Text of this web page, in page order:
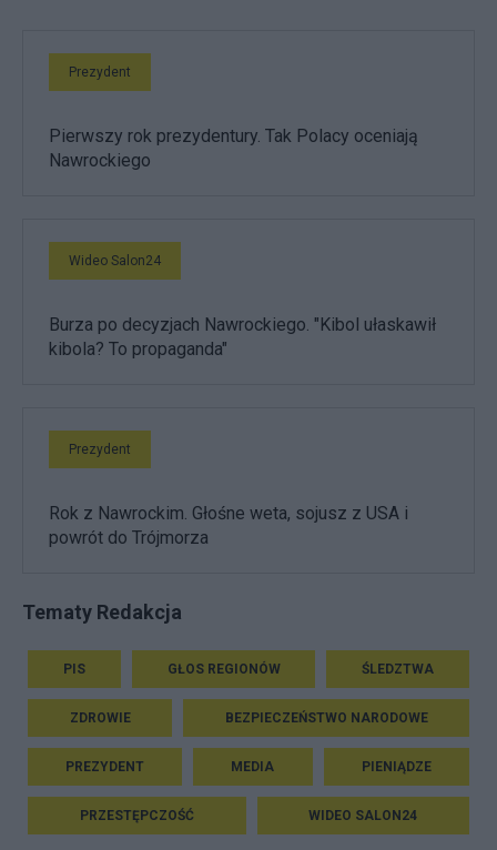
Prezydent
Pierwszy rok prezydentury. Tak Polacy oceniają
Nawrockiego
Wideo Salon24
Burza po decyzjach Nawrockiego. "Kibol ułaskawił
kibola? To propaganda"
Prezydent
Rok z Nawrockim. Głośne weta, sojusz z USA i
powrót do Trójmorza
Tematy Redakcja
PIS GŁOS REGIONÓW ŚLEDZTWA
ZDROWIE BEZPIECZEŃSTWO NARODOWE
PREZYDENT MEDIA PIENIĄDZE
PRZESTĘPCZOŚĆ WIDEO SALON24